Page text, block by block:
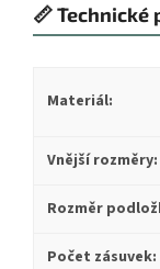
📏
Materiál:
Vnější rozměry:
Rozměr
Počet zásuvek: